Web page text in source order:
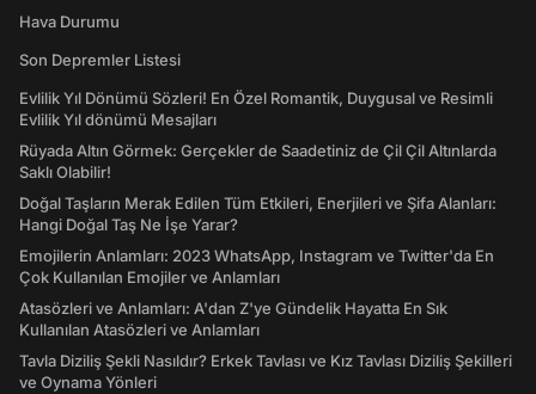
Hava Durumu
Son Depremler Listesi
Evlilik Yıl Dönümü Sözleri! En Özel Romantik, Duygusal ve Resimli
Evlilik Yıl dönümü Mesajları
Rüyada Altın Görmek: Gerçekler de Saadetiniz de Çil Çil Altınlarda
Saklı Olabilir!
Doğal Taşların Merak Edilen Tüm Etkileri, Enerjileri ve Şifa Alanları:
Hangi Doğal Taş Ne İşe Yarar?
Emojilerin Anlamları: 2023 WhatsApp, Instagram ve Twitter'da En
Çok Kullanılan Emojiler ve Anlamları
Atasözleri ve Anlamları: A'dan Z'ye Gündelik Hayatta En Sık
Kullanılan Atasözleri ve Anlamları
Tavla Diziliş Şekli Nasıldır? Erkek Tavlası ve Kız Tavlası Diziliş Şekilleri
ve Oynama Yönleri